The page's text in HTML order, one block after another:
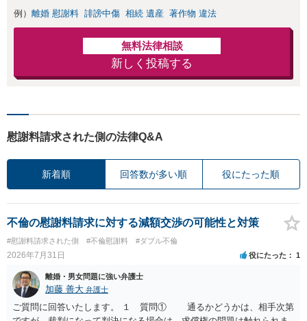
例） 離婚 慰謝料 誹謗中傷 相続 遺産 著作物 違法
無料法律相談
新しく投稿する
慰謝料請求された側の法律Q&A
新着順 回答数が多い順 役にたった順
不倫の慰謝料請求に対する減額交渉の可能性と対策
#慰謝料請求された側 #不倫慰謝料 #ダブル不倫
2026年7月31日 役にたった 1
離婚・男女問題に強い弁護士
加藤 善大 弁護士
ご質問に回答いたします。 １ 質問① 通るかどうかは、相手次第